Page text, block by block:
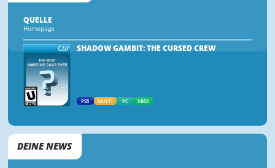
QUELLE
Homepage
SHADOW GAMBIT: THE CURSED CREW
PS5 MULTI PC XBSX
DEINE NEWS